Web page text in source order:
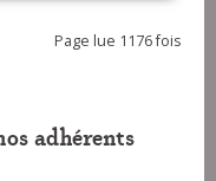
Page lue 1176 fois
adhérents